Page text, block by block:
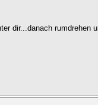
dir...danach rumdrehen